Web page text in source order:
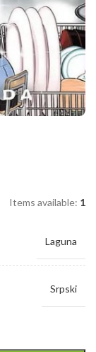
Items available: 1
Laguna
Srpski